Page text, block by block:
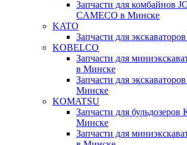
Запчасти для комбайнов
CAMECO в Минске
KATO
Запчасти для
KOBELCO
Запчасти для
в Минске
Запчасти для
Минске
KOMATSU
Запчасти для
Минске
Запчасти для